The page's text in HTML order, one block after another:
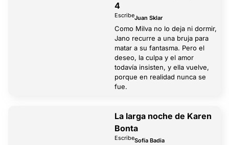
4
EscribeJuan Sklar
Como Milva no lo deja ni dormir,
Jano recurre a una bruja para
matar a su fantasma. Pero el
deseo, la culpa y el amor
todavía insisten, y ella vuelve,
porque en realidad nunca se
fue.
La larga noche de Karen
Bonta
EscribeSofía Badia